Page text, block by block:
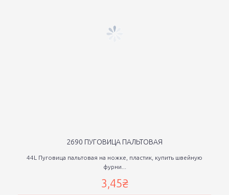
2690 ПУГОВИЦА ПАЛЬТОВАЯ
44L Пуговица пальтовая на ножке, пластик, купить швейную
фурни...
3,45₴